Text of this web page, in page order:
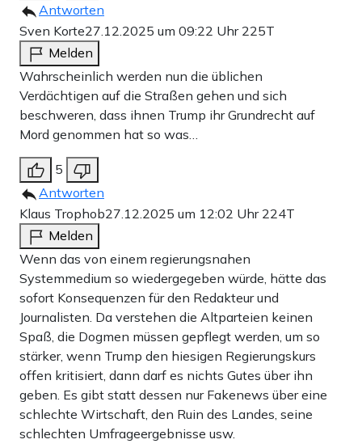
Antworten
Sven Korte27.12.2025 um 09:22 Uhr 225T
Melden
Wahrscheinlich werden nun die üblichen
Verdächtigen auf die Straßen gehen und sich
beschweren, dass ihnen Trump ihr Grundrecht auf
Mord genommen hat so was…
5
Antworten
Klaus Trophob27.12.2025 um 12:02 Uhr 224T
Melden
Wenn das von einem regierungsnahen
Systemmedium so wiedergegeben würde, hätte das
sofort Konsequenzen für den Redakteur und
Journalisten. Da verstehen die Altparteien keinen
Spaß, die Dogmen müssen gepflegt werden, um so
stärker, wenn Trump den hiesigen Regierungskurs
offen kritisiert, dann darf es nichts Gutes über ihn
geben. Es gibt statt dessen nur Fakenews über eine
schlechte Wirtschaft, den Ruin des Landes, seine
schlechten Umfrageergebnisse usw.